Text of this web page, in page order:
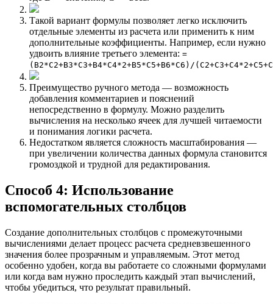
Такой вариант формулы позволяет легко исключить
отдельные элементы из расчета или применить к ним
дополнительные коэффициенты. Например, если нужно
удвоить влияние третьего элемента: =
(B2*C2+B3*C3+B4*C4*2+B5*C5+B6*C6)/
Преимущество ручного метода — возможность
добавления комментариев и пояснений
непосредственно в формулу. Можно разделить
вычисления на несколько ячеек для лучшей читаемости
и понимания логики расчета.
Недостатком является сложность масштабирования —
при увеличении количества данных формула становится
громоздкой и трудной для редактирования.
Способ 4: Использование
вспомогательных столбцов
Создание дополнительных столбцов с промежуточными
вычислениями делает процесс расчета средневзвешенного
значения более прозрачным и управляемым. Этот метод
особенно удобен, когда вы работаете со сложными формулами
или когда вам нужно проследить каждый этап вычислений,
чтобы убедиться, что результат правильный.